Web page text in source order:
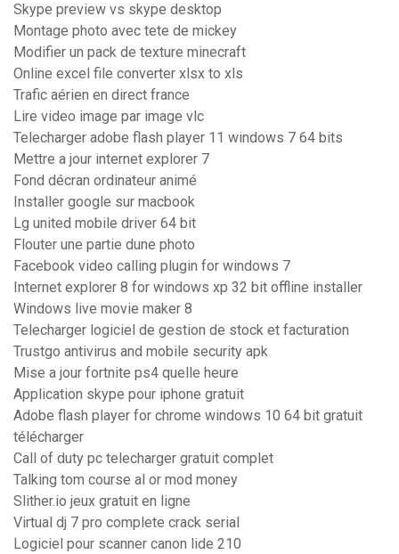
Skype preview vs skype desktop
Montage photo avec tete de mickey
Modifier un pack de texture minecraft
Online excel file converter xlsx to xls
Trafic aérien en direct france
Lire video image par image vlc
Telecharger adobe flash player 11 windows 7 64 bits
Mettre a jour internet explorer 7
Fond décran ordinateur animé
Installer google sur macbook
Lg united mobile driver 64 bit
Flouter une partie dune photo
Facebook video calling plugin for windows 7
Internet explorer 8 for windows xp 32 bit offline installer
Windows live movie maker 8
Telecharger logiciel de gestion de stock et facturation
Trustgo antivirus and mobile security apk
Mise a jour fortnite ps4 quelle heure
Application skype pour iphone gratuit
Adobe flash player for chrome windows 10 64 bit gratuit
télécharger
Call of duty pc telecharger gratuit complet
Talking tom course al or mod money
Slither.io jeux gratuit en ligne
Virtual dj 7 pro complete crack serial
Logiciel pour scanner canon lide 210